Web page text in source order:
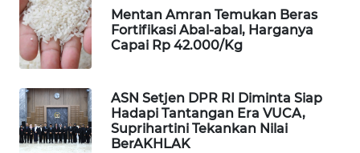
Mentan Amran Temukan Beras
Fortifikasi Abal-abal, Harganya
Capai Rp 42.000/Kg
ASN Setjen DPR RI Diminta Siap
Hadapi Tantangan Era VUCA,
Suprihartini Tekankan Nilai
BerAKHLAK
WAHANANEWS
NET
WAHANA
WAHANA
UMKM